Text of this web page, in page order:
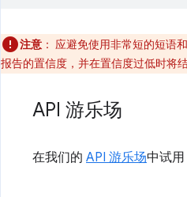
注意 ： 应避免使用非常短的短语
报告的置信度，并在置信度过低时将
API 游乐场
在我们的 API 游乐场中试